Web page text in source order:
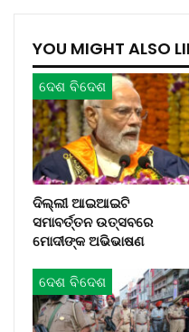
YOU MIGHT ALSO
ଦେଶ ବିଦେଶ
ଦିଲ୍ଲୀ ଆଇଆଇଟି
ସମାବର୍ତ୍ତନ ଉତ୍ସବରେ
ମୋଦୀଙ୍କ ଅଭିଭାଷଣ
ଦେଶ ବିଦେଶ